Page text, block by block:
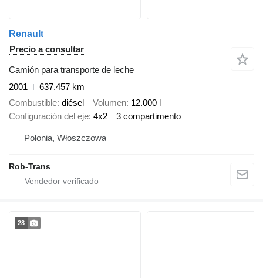
Renault
Precio a consultar
Camión para transporte de leche
2001
637.457 km
Combustible diésel Volumen 12.000 l
Configuración del eje 4x2 3 compartimento
Polonia, Włoszczowa
Rob-Trans
28